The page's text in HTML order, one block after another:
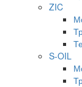
ZIC
S-OIL